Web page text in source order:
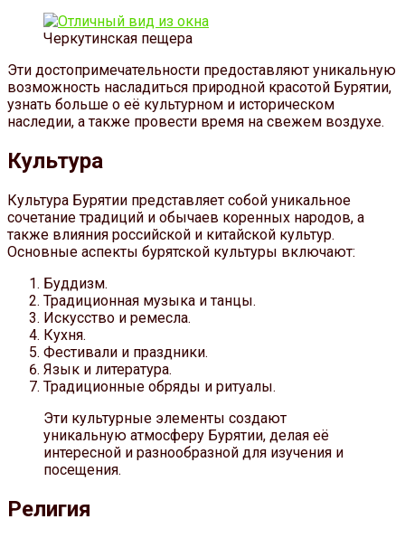
Черкутинская пещера
Эти достопримечательности предоставляют уникальную
возможность насладиться природной красотой Бурятии,
узнать больше о её культурном и историческом
наследии, а также провести время на свежем воздухе.
Культура
Культура Бурятии представляет собой уникальное
сочетание традиций и обычаев коренных народов, а
также влияния российской и китайской культур.
Основные аспекты бурятской культуры включают:
Буддизм.
Традиционная музыка и танцы.
Искусство и ремесла.
Кухня.
Фестивали и праздники.
Язык и литература.
Традиционные обряды и ритуалы.
Эти культурные элементы создают
уникальную атмосферу Бурятии, делая её
интересной и разнообразной для изучения и
посещения.
Религия